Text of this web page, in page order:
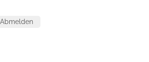
Abmelden